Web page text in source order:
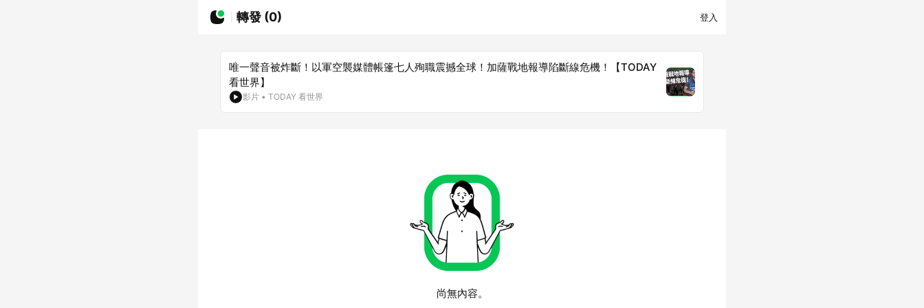
轉發 (0) 登入
唯一聲音被炸斷！以軍空襲媒體帳篷七人殉職震撼全球！加薩戰地報導陷斷線危機！【TODAY
看世界】
影片 • TODAY 看世界
尚無內容。